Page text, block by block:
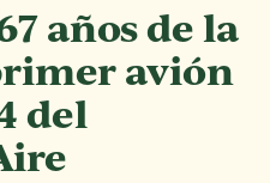
años de la
avión
del